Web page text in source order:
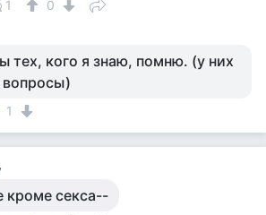
1
0
тех, кого я знаю, помню. (у них
1
кроме секса--